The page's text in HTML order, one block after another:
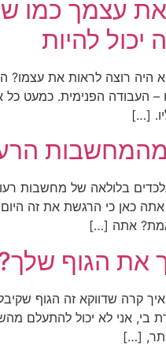
עצמך כמו
להיות
היה רוצה לראות את
– העבודה הפנימית. כמעט
[…]
בלולאה של מחשבות
כאן כי הרגשת את זה
אתה […]
את הגוף
קרה שדווקא זה הגוף
אני לא יכול להתעלם
[…]